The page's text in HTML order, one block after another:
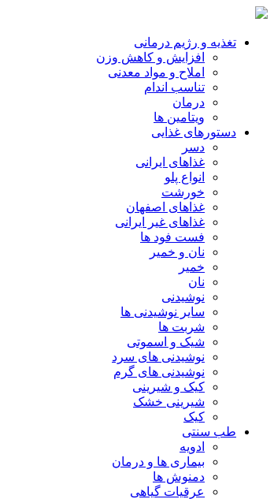
تغذیه و رژیم درمانی
افزایش و کاهش وزن
املاح و مواد معدنی
تناسب اندام
درمان
ویتامین ها
دستورهای غذایی
دسر
غذاهای ایرانی
انواع پلو
خورشت
غذاهای اصفهان
غذاهای غیر ایرانی
فست فود ها
نان و خمیر
خمیر
نان
نوشیدنی
سایر نوشیدنی ها
شربت ها
شیک و اسموتی
نوشیدنی های سرد
نوشیدنی های گرم
کیک و شیرینی
شیرینی خشک
کیک
طب سنتی
ادویه
بیماری ها و درمان
دمنوش ها
عرقیات گیاهی